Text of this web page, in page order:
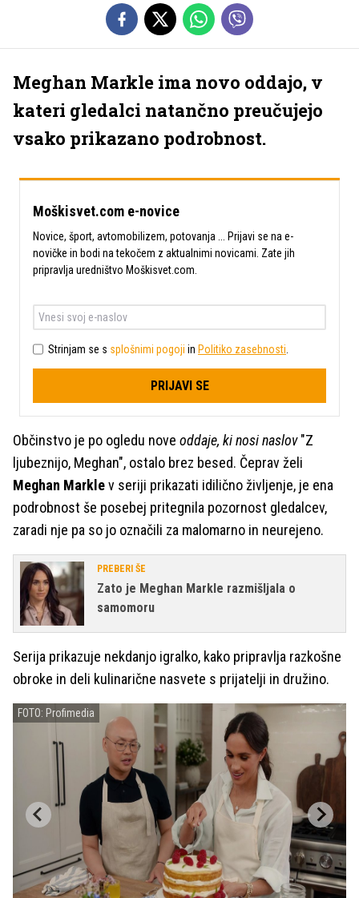
Meghan Markle ima novo oddajo, v
kateri gledalci natančno preučujejo
vsako prikazano podrobnost.
Moškisvet.com e-novice
Novice, šport, avtomobilizem, potovanja ... Prijavi se na e-
novičke in bodi na tekočem z aktualnimi novicami. Zate jih
pripravlja uredništvo Moškisvet.com.
Strinjam se s splošnimi pogoji in Politiko zasebnosti
PRIJAVI SE
Občinstvo je po ogledu nove oddaje, ki nosi naslov"Z
ljubeznijo, Meghan", ostalo brez besed. Čeprav želi
Meghan Marklev seriji prikazati idilično življenje, je ena
podrobnost še posebej pritegnila pozornost gledalcev,
zaradi nje pa so jo označili za malomarno in neurejeno.
PREBERI ŠE
Zato je Meghan Markle razmišljala o
samomoru
Serija prikazuje nekdanjo igralko, kako pripravlja razkošne
obroke in deli kulinarične nasvete s prijatelji in družino.
FOTO: Profimedia